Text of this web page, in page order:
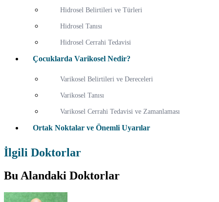
Hidrosel Belirtileri ve Türleri
Hidrosel Tanısı
Hidrosel Cerrahi Tedavisi
Çocuklarda Varikosel Nedir?
Varikosel Belirtileri ve Dereceleri
Varikosel Tanısı
Varikosel Cerrahi Tedavisi ve Zamanlaması
Ortak Noktalar ve Önemli Uyarılar
İlgili Doktorlar
Bu Alandaki Doktorlar